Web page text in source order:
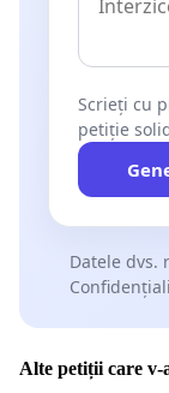
Scrieți cu
petiție
Datele dvs.
Alte petiții care v-